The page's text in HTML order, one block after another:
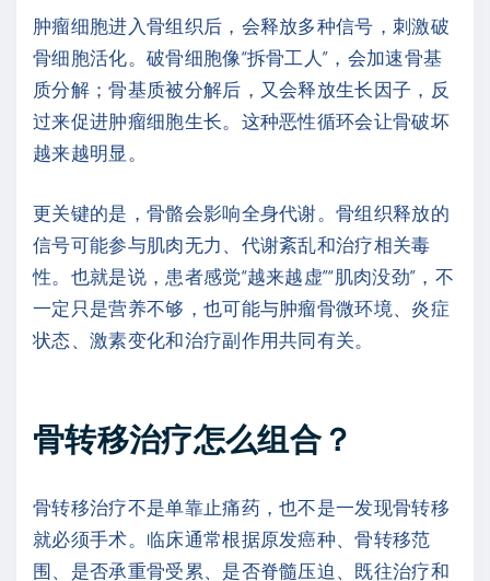
肿瘤细胞进入骨组织后，会释放多种信号，刺激破
骨细胞活化。破骨细胞像“拆骨工人”，会加速骨基
质分解；骨基质被分解后，又会释放生长因子，反
过来促进肿瘤细胞生长。这种恶性循环会让骨破坏
越来越明显。
更关键的是，骨骼会影响全身代谢。骨组织释放的
信号可能参与肌肉无力、代谢紊乱和治疗相关毒
性。也就是说，患者感觉“越来越虚”“肌肉没劲”，不
一定只是营养不够，也可能与肿瘤骨微环境、炎症
状态、激素变化和治疗副作用共同有关。
骨转移治疗怎么组合？
骨转移治疗不是单靠止痛药，也不是一发现骨转移
就必须手术。临床通常根据原发癌种、骨转移范
围、是否承重骨受累、是否脊髓压迫、既往治疗和